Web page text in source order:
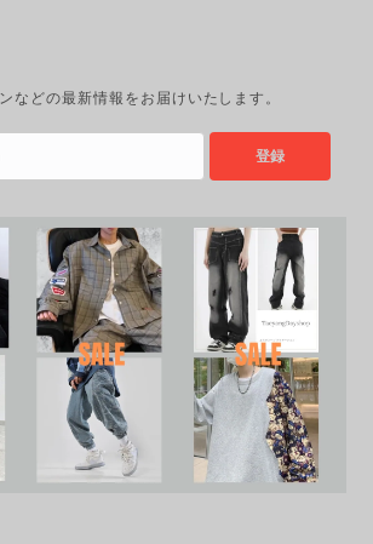
などの最新情報をお届けいたします。
登録